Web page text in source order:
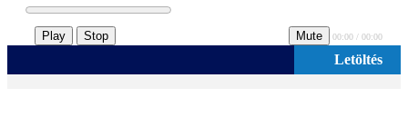
Play Stop Mute 00:00 / 00:00
Letöltés